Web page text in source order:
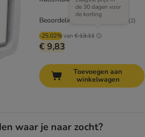
-25.02%van € 13,11
de 30 dagen voor
de korting
€ 9,83
Beoordeling: 4/5 (2)
Toevoegen aan
winkelwagen
waar je naar zocht?